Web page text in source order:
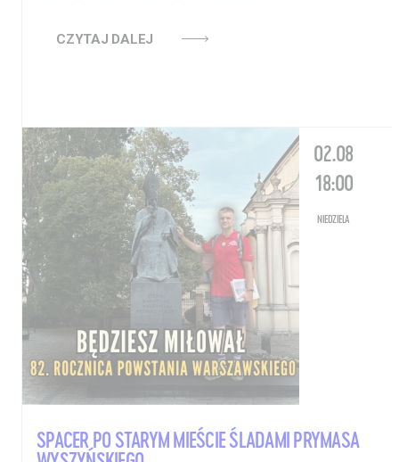
Aktualności
Wystawy / Wydarzenia
Kontakt i Zespół
BIP
Edukacja
Projekty
Wolontariat
Kolekcja im. Jana
Pawła II
CZYTAJ DALEJ
02.08
18:00
NIEDZIELA
SPACER PO STARYM MIEŚCIE ŚLADAMI PRYMASA